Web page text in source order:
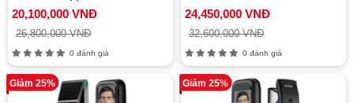
20,100,000 VNĐ
26,800,000 VNĐ
0 đánh giá
24,450,000 VNĐ
32,600,000 VNĐ
0 đánh giá
Giảm 25% Giảm 25%